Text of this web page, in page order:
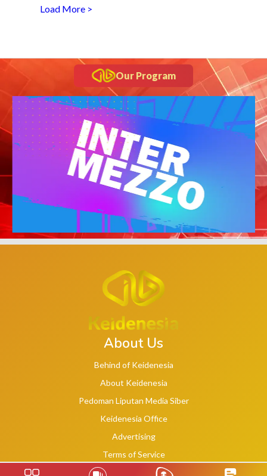
Load More >
Our Program
About Us
Behind of Keidenesia
About Keidenesia
Pedoman Liputan Media Siber
Keidenesia Office
Advertising
Terms of Service
Privacy Policy